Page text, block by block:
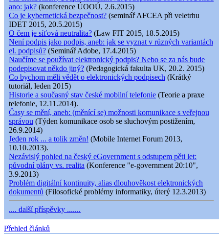
ano: jak? (konference ÚOOÚ, 2.6.2015)
Co je kybernetická bezpečnost? (seminář AFCEA při veletrhu
IDET 2015, 20.5.2015)
O čem je síťová neutralita? (Law FIT 2015, 18.5.2015)
Není podpis jako podpis, aneb: jak se vyznat v různých variantách
el. podpisů? (Seminář Adobe, 17.4.2015)
Naučíme se používat elektronický podpis? Nebo se za nás bude
podepisovat někdo jiný? (Pedagogická fakulta UK, 20.2. 2015)
Co bychom měli vědět o elektronických podpisech (Krátký
tutoriál, leden 2015)
Historie a současný stav české mobilní telefonie (Teorie a praxe
telefonie, 12.11.2014).
Časy se mění, aneb: (měnící se) možnosti komunikace s veřejnou
správou (Týden komunikace osob se sluchovým postižením,
26.9.2014)
Jeden rok ... a tolik změn! (Mobile Internet Forum 2013,
10.10.2013).
Nezávislý pohled na český eGovernment s odstupem pěti let:
původní plány vs. realita (Konference "e-government 20:10",
3.9.2013)
Problém digitální kontinuity, alias dlouhověkost elektronických
dokumentů (Filosofické problémy informatiky, úterý 12.3.2013)
.... další příspěvky .......
Přehled článků